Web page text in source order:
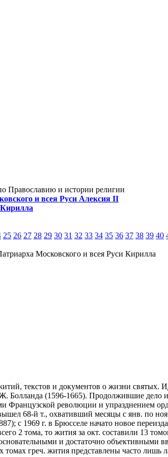
Православию и истории религии
и всея Руси Алексия II
25 26 27 28 29 30 31 32 33 34 35 36 37 38 39 40
Московского и всея Руси Кирилла
текстов и документов о жизни святых.
Болланда (1596-1665). Продолжившие дело
Французской революции и упразднением
68-й т., охвативший месяцы с янв. по
с 1969 г. в Брюсселе начато новое
2 тома, то жития за окт. составили 13
и достаточно объективными
греч. жития представлены часто